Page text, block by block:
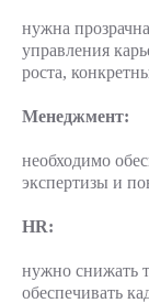
нужна
управления
роста,
Менеджмент:
необходимо
экспертизы и
HR:
нужно снижать
обеспечивать